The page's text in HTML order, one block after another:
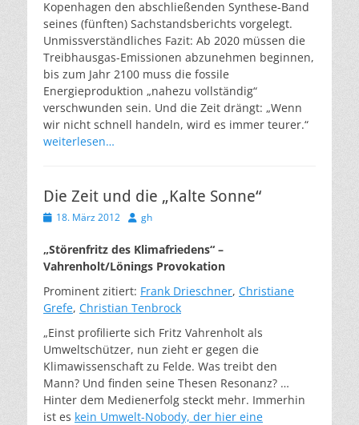
Kopenhagen den abschließenden Synthese-Band
seines (fünften) Sachstandsberichts vorgelegt.
Unmissverständliches Fazit: Ab 2020 müssen die
Treibhausgas-Emissionen abzunehmen beginnen,
bis zum Jahr 2100 muss die fossile
Energieproduktion „nahezu vollständig“
verschwunden sein. Und die Zeit drängt: „Wenn
wir nicht schnell handeln, wird es immer teurer.“
weiterlesen…
Die Zeit und die „Kalte Sonne“
Veröffentlicht
18. März 2012 Autor
gh
„Störenfritz des Klimafriedens“ –
Vahrenholt/Lönings Provokation
Prominent zitiert: Frank Drieschner, Christiane
Grefe, Christian Tenbrock
„Einst profilierte sich Fritz Vahrenholt als
Umweltschützer, nun zieht er gegen die
Klimawissenschaft zu Felde. Was treibt den
Mann? Und finden seine Thesen Resonanz? …
Hinter dem Medienerfolg steckt mehr. Immerhin
ist es kein Umwelt-Nobody, der hier eine